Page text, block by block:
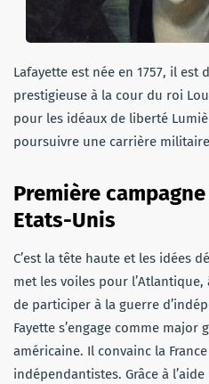
Lafayette est née en 1757, il est
prestigieuse à la cour du roi
pour les idéaux de liberté
poursuivre une carrière
Première
Etats-Unis
C’est la tête haute et les idées
met les voiles pour l’Atlantique,
de participer à la guerre
Fayette s’engage comme major
américaine. Il convainc la
indépendantistes. Grâce à